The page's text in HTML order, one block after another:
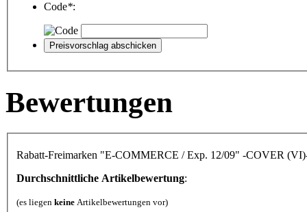
Code*:
Bewertungen
Rabatt-Freimarken "E-COMMERCE / Exp. 12/09" -COVER
Durchschnittliche Artikelbewertung:
(es liegen keine Artikelbewertungen vor)